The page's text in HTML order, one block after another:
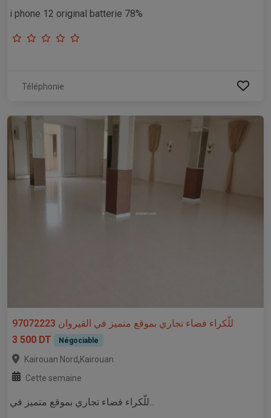
i phone 12 original batterie 78%
Téléphonie
للّكراء فضاء تجاري بموقع متميز في القيروان 97072223
3 500 DT
Négociable
Kairouan Nord,Kairouan
Cette semaine